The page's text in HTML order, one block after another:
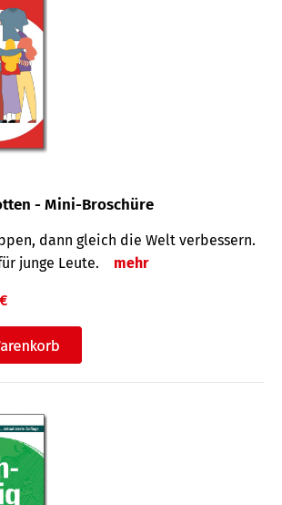
- Mini-Broschüre
dann gleich die Welt verbessern.
junge Leute.
mehr